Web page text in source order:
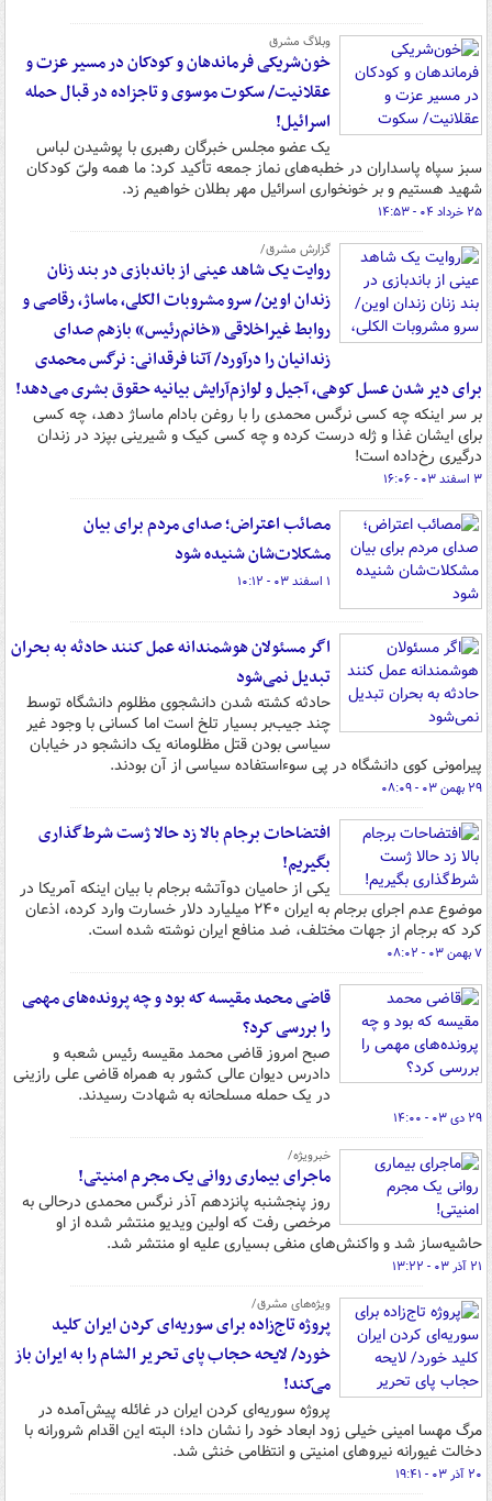
وبلاگ مشرق
خون‌شریکی فرماندهان و کودکان در مسیر عزت و
عقلانیت/ سکوت موسوی و تاجزاده در قبال حمله
اسرائیل!
یک عضو مجلس خبرگان رهبری با پوشیدن لباس
سبز سپاه پاسداران در خطبه‌های نماز جمعه تأکید کرد: ما همه ولیّ کودکان
شهید هستیم و بر خونخواری اسرائیل مهر بطلان خواهیم زد.
۲۵ خرداد ۰۴ - ۱۴:۵۳
گزارش مشرق/
روایت یک شاهد عینی از باندبازی در بند زنان
زندان اوین/ سرو مشروبات الکلی، ماساژ، رقاصی و
روابط غیراخلاقی «خانم‌رئیس» بازهم صدای
زندانیان را درآورد/ آتنا فرقدانی: نرگس محمدی
برای دیر شدن عسل کوهی، آجیل و لوازم‌آرایش بیانیه حقوق بشری می‌دهد!
بر سر اینکه چه کسی نرگس محمدی را با روغن بادام ماساژ دهد، چه کسی
برای ایشان غذا و ژله درست کرده و چه کسی کیک و شیرینی بپزد در زندان
درگیری رخ‌داده است!
۳ اسفند ۰۳ - ۱۶:۰۶
مصائب اعتراض؛ صدای مردم برای بیان
مشکلات‌شان شنیده شود
۱ اسفند ۰۳ - ۱۰:۱۲
اگر مسئولان هوشمندانه عمل کنند حادثه به بحران
تبدیل نمی‌شود
حادثه کشته شدن دانشجوی مظلوم دانشگاه توسط
چند جیب‌بر بسیار تلخ است اما کسانی با وجود غیر
سیاسی بودن قتل مظلومانه یک دانشجو در خیابان
پیرامونی کوی دانشگاه در پی سوءاستفاده سیاسی از آن بودند.
۲۹ بهمن ۰۳ - ۰۸:۰۹
افتضاحات برجام بالا زد حالا ژست شرط‌گذاری
بگیریم!
یکی از حامیان دوآتشه برجام با بیان اینکه آمریکا در
موضوع عدم اجرای برجام به ایران ۲۴۰ میلیارد دلار خسارت وارد کرده، اذعان
کرد که برجام از جهات مختلف، ضد منافع ایران نوشته شده است.
۷ بهمن ۰۳ - ۰۸:۰۲
قاضی محمد مقیسه که بود و چه پرونده‌های مهمی
را بررسی کرد؟
صبح امروز قاضی محمد مقیسه رئیس شعبه و
دادرس دیوان عالی کشور به همراه قاضی علی رازینی
در یک حمله مسلحانه به شهادت رسیدند.
۲۹ دی ۰۳ - ۱۴:۰۰
خبرویژه/
ماجرای بیماری روانی یک مجرم امنیتی!
روز پنجشنبه پانزدهم آذر نرگس محمدی درحالی به
مرخصی رفت که اولین ویدیو منتشر شده از او
حاشیه‌ساز شد و واکنش‌های منفی بسیاری علیه او منتشر شد.
۲۱ آذر ۰۳ - ۱۳:۲۲
ویژه‌های مشرق/
پروژه تاج‌زاده برای سوریه‌ای کردن ایران کلید
خورد/ لایحه حجاب پای تحریر الشام را به ایران باز
می‌کند!
پروژه سوریه‌ای کردن ایران در غائله پیش‌آمده در
مرگ مهسا امینی خیلی زود ابعاد خود را نشان داد؛ البته این اقدام شرورانه با
دخالت غیورانه نیروهای امنیتی و انتظامی خنثی شد.
۲۰ آذر ۰۳ - ۱۹:۴۱